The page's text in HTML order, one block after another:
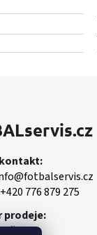
+420 776 879 275
prodeje: